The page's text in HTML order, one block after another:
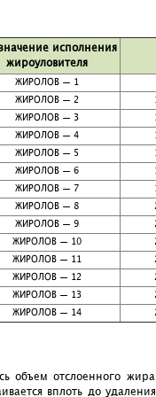
исполнения
жироуловителя
ЖИРОЛОВ — 1
ЖИРОЛОВ — 2
ЖИРОЛОВ — 3
ЖИРОЛОВ — 4
ЖИРОЛОВ — 5
ЖИРОЛОВ — 6
ЖИРОЛОВ — 7
ЖИРОЛОВ — 8
ЖИРОЛОВ — 9
ЖИРОЛОВ — 10
ЖИРОЛОВ — 11
ЖИРОЛОВ — 12
ЖИРОЛОВ — 13
ЖИРОЛОВ — 14
объем отслоенного
вплоть до